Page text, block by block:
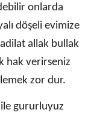
onlarda
döşeli evimize
allak bullak
hak verirseniz
zor dur.
ile gururluyuz